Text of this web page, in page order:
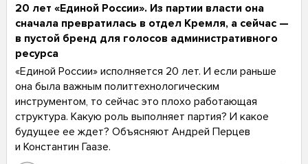
20 лет «Единой России». Из партии власти она
сначала превратилась в отдел Кремля, а сейчас —
в пустой бренд для голосов административного
ресурса
«Единой России» исполняется 20 лет. И если раньше
она была важным политтехнологическим
инструментом, то сейчас это плохо работающая
структура. Какую роль выполняет партия? И какое
будущее ее ждет? Объясняют Андрей Перцев
и Константин Гаазе.